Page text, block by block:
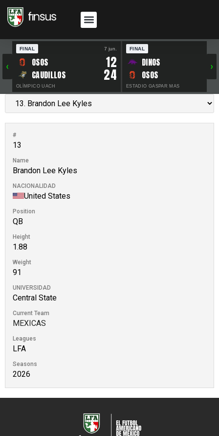
‹
FINAL 7 jun.
OSOS 12
CAUDILLOS 24
OLÍMPICO UACH
FINAL
DINOS
OSOS
ESTADIO GASPAR MAS
›
#
13
Name
Brandon Lee Kyles
NACIONALIDAD
United States
Position
QB
Height
1.88
Weight
91
UNIVERSIDAD
Central State
Current Team
MEXICAS
Leagues
LFA
Seasons
2026